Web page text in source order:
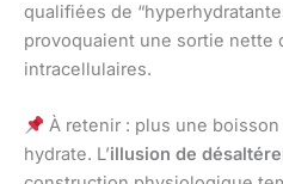
qualifiées de
provoquaient une sortie nette
intracellulaires.
À retenir : plus une
hydrate. L’illusion de